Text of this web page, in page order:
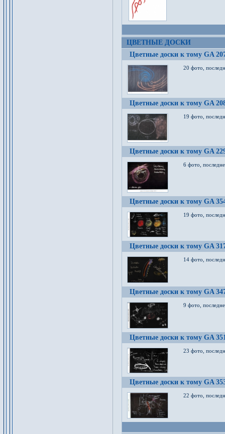
ЦВЕТНЫЕ ДОСКИ
Цветные доски к тому GA
20 фото,
Цветные доски к тому GA
19 фото,
Цветные доски к тому GA
6 фото,
Цветные доски к тому GA
19 фото,
Цветные доски к тому GA
14 фото,
Цветные доски к тому GA
9 фото,
Цветные доски к тому GA
23 фото,
Цветные доски к тому GA
22 фото,